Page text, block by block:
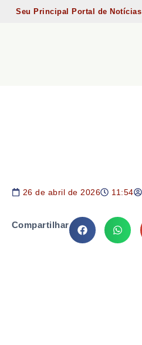
Seu Principal Portal de Notícias
26 de abril de 2026 11:54
Compartilhar